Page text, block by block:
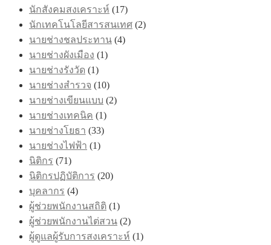
นักสังคมสงเคราะห์ (17)
นักเทคโนโลยีสารสนเทศ (2)
นายช่างชลประทาน (4)
นายช่างผังเมือง (1)
นายช่างรังวัด (1)
นายช่างสำรวจ (10)
นายช่างเขียนแบบ (2)
นายช่างเทคนิค (1)
นายช่างโยธา (33)
นายช่างไฟฟ้า (1)
นิติกร (71)
นิติกรปฏิบัติการ (20)
บุคลากร (4)
ผู้ช่วยพนักงานสถิติ (1)
ผู้ช่วยพนักงานไต่สวน (2)
ผู้ดูแลผู้รับการสงเคราะห์ (1)